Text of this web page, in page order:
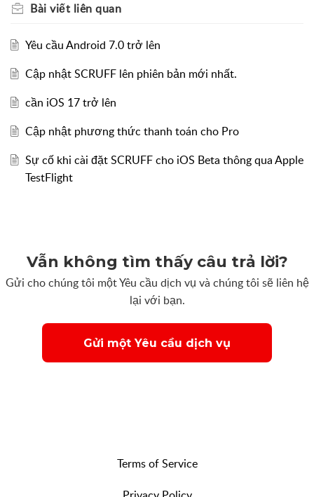
Bài viết liên quan
Yêu cầu Android 7.0 trở lên
Cập nhật SCRUFF lên phiên bản mới nhất.
cần iOS 17 trở lên
Cập nhật phương thức thanh toán cho Pro
Sự cố khi cài đặt SCRUFF cho iOS Beta thông qua Apple
TestFlight
Vẫn không tìm thấy câu trả lời?
Gửi cho chúng tôi một Yêu cầu dịch vụ và chúng tôi sẽ liên hệ
lại với bạn.
Gửi một Yêu cầu dịch vụ
Terms of Service